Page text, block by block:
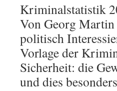
Kriminalstatistik
Von Georg
politisch
Vorlage der
Sicherheit: die
und dies